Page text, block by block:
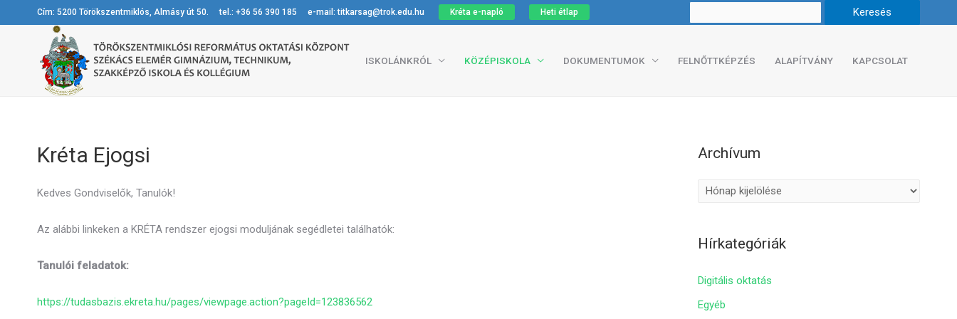
Kréta e-napló
Cím: 5200 Törökszentmiklós, Almásy út 50. tel.: +36 56 390 185 e-mail: titkarsag@trok.edu.hu Heti étlap
ISKOLÁNKRÓL KÖZÉPISKOLA DOKUMENTUMOK FELNŐTTKÉPZÉS ALAPÍTVÁNY KAPCSOLAT
Kréta Ejogsi
Kedves Gondviselők, Tanulók!
Az alábbi linkeken a KRÉTA rendszer ejogsi moduljának segédletei találhatók:
Tanulói feladatok:
https://tudasbazis.ekreta.hu/pages/viewpage.action?pageId=123836562
Archívum
í
Hírkategóriák
Digitális oktatás
Egyéb